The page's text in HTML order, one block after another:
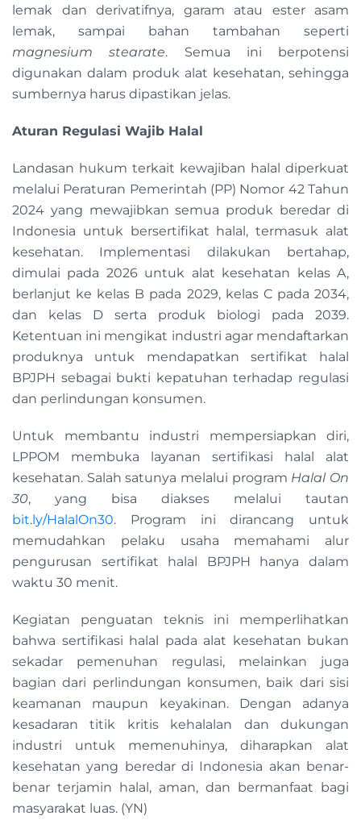
lemak dan derivatifnya, garam atau ester asam
lemak, sampai bahan tambahan seperti
magnesium stearate. Semua ini berpotensi
digunakan dalam produk alat kesehatan, sehingga
sumbernya harus dipastikan jelas.
Aturan Regulasi Wajib Halal
Landasan hukum terkait kewajiban halal diperkuat
melalui Peraturan Pemerintah (PP) Nomor 42 Tahun
2024 yang mewajibkan semua produk beredar di
Indonesia untuk bersertifikat halal, termasuk alat
kesehatan. Implementasi dilakukan bertahap,
dimulai pada 2026 untuk alat kesehatan kelas A,
berlanjut ke kelas B pada 2029, kelas C pada 2034,
dan kelas D serta produk biologi pada 2039.
Ketentuan ini mengikat industri agar mendaftarkan
produknya untuk mendapatkan sertifikat halal
BPJPH sebagai bukti kepatuhan terhadap regulasi
dan perlindungan konsumen.
Untuk membantu industri mempersiapkan diri,
LPPOM membuka layanan sertifikasi halal alat
kesehatan. Salah satunya melalui program Halal On
30, yang bisa diakses melalui tautan
bit.ly/HalalOn30. Program ini dirancang untuk
memudahkan pelaku usaha memahami alur
pengurusan sertifikat halal BPJPH hanya dalam
waktu 30 menit.
Kegiatan penguatan teknis ini memperlihatkan
bahwa sertifikasi halal pada alat kesehatan bukan
sekadar pemenuhan regulasi, melainkan juga
bagian dari perlindungan konsumen, baik dari sisi
keamanan maupun keyakinan. Dengan adanya
kesadaran titik kritis kehalalan dan dukungan
industri untuk memenuhinya, diharapkan alat
kesehatan yang beredar di Indonesia akan benar-
benar terjamin halal, aman, dan bermanfaat bagi
masyarakat luas. (YN)